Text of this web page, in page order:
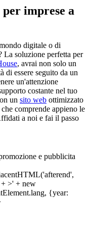
imprese a
digitale o di
La soluzione perfetta per
, avrai non solo un
di essere seguito da un
un'attenzione
costante nel tuo
un sito web ottimizzato
comprende appieno le
a noi e fai il passo